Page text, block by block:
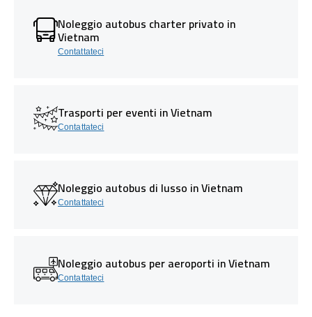
Noleggio autobus charter privato in
Vietnam
Contattateci
Trasporti per eventi in Vietnam
Contattateci
Noleggio autobus di lusso in Vietnam
Contattateci
Noleggio autobus per aeroporti in Vietnam
Contattateci